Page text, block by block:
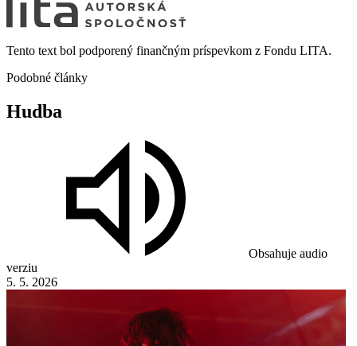
Tento text bol podporený finančným príspevkom z Fondu LITA.
Podobné články
Hudba
Obsahuje audio
verziu
5. 5. 2026